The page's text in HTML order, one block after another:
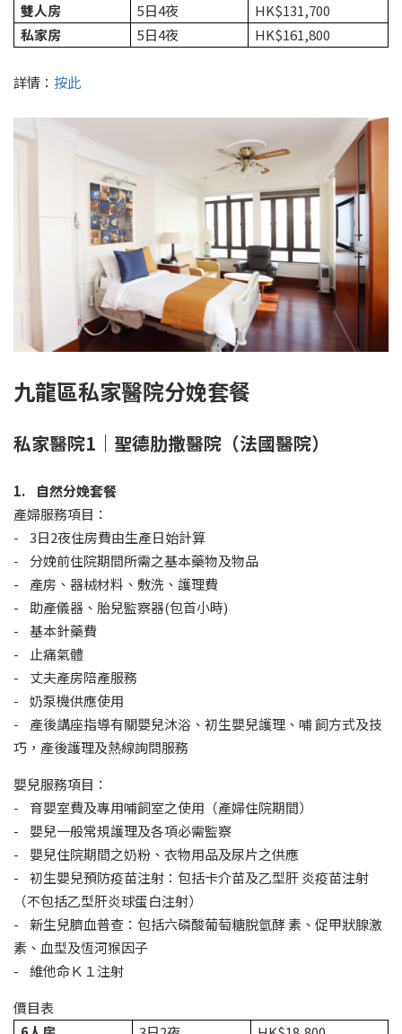
雙人房
5日4夜
HK$131,700
私家房
5日4夜 HK$161,800
詳情： 按此
九龍區私家醫院分娩套餐
私家醫院1｜聖德肋撒醫院（法國醫院）
1. 自然分娩套餐
產婦服務項目：
- 3日2夜住房費由生產日始計算
- 分娩前住院期間所需之基本藥物及物品
- 產房、器械材料、敷洗、護理費
- 助產儀器、胎兒監察器(包首小時)
- 基本針藥費
- 止痛氣體
- 丈夫產房陪產服務
- 奶泵機供應使用
- 產後講座指導有關嬰兒沐浴、初生嬰兒護理、哺 飼方式及技
巧，產後護理及熱線詢問服務
嬰兒服務項目：
- 育嬰室費及專用哺飼室之使用（產婦住院期間）
- 嬰兒一般常規護理及各項必需監察
- 嬰兒住院期間之奶粉、衣物用品及尿片之供應
- 初生嬰兒預防疫苗注射：包括卡介苗及乙型肝 炎疫苗注射
（不包括乙型肝炎球蛋白注射）
- 新生兒臍血普查：包括六磷酸葡萄糖脫氫酵 素、促甲狀腺激
素、血型及恆河猴因子
- 維他命Ｋ１注射
價目表